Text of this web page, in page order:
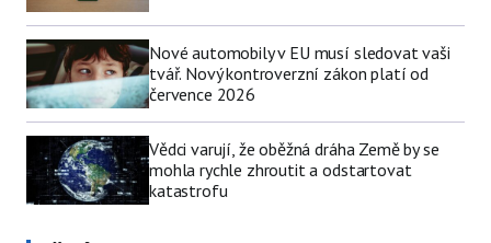
Nové automobily v EU musí sledovat vaši
tvář. Nový kontroverzní zákon platí od
července 2026
Vědci varují, že oběžná dráha Země by se
mohla rychle zhroutit a odstartovat
katastrofu